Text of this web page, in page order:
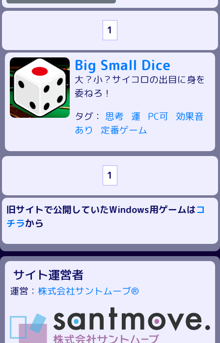
1
Big Small Dice
大？小？サイコロの出目に身を
委ねろ！
タグ： 思考 運 PC可
効果音
あり
定番ゲーム
1
旧サイトで公開していたWindows用ゲームはコ
チラから
サイト運営者
運営： 株式会社サントムーブ®